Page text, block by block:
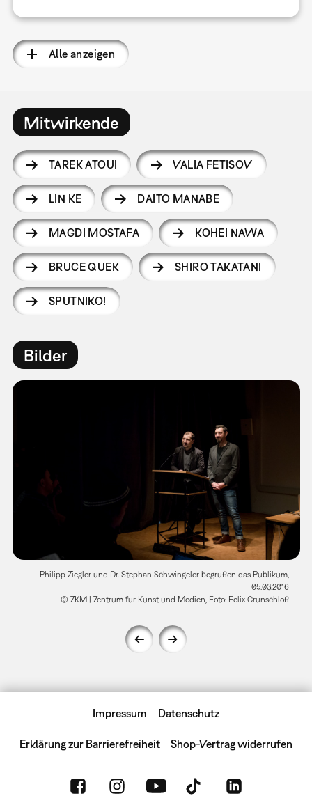
Alle anzeigen
Mitwirkende
TAREK ATOUI VALIA FETISOV
LIN KE DAITO MANABE
MAGDI MOSTAFA KOHEI NAWA
BRUCE QUEK SHIRO TAKATANI
SPUTNIKO!
Bilder
Philipp Ziegler und Dr. Stephan Schwingeler begrüßen das Publikum,
05.03.2016
© ZKM | Zentrum für Kunst und Medien, Foto: Felix Grünschloß
Impressum Datenschutz
Erklärung zur Barrierefreiheit Shop-Vertrag widerrufen